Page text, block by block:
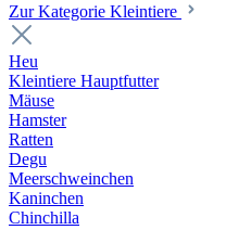
Zur Kategorie Kleintiere
Heu
Kleintiere Hauptfutter
Mäuse
Hamster
Ratten
Degu
Meerschweinchen
Kaninchen
Chinchilla